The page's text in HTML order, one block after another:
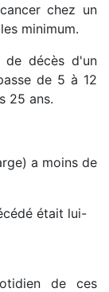
chez un
minimum.
de décès d'un
de 5 à 12
25 ans.
a moins de
était lui-
de ces